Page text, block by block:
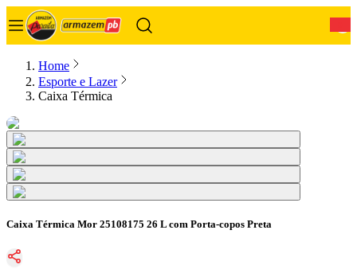
Home
Esporte e Lazer
Caixa Térmica
Caixa Térmica Mor 25108175 26 L com Porta-copos Preta